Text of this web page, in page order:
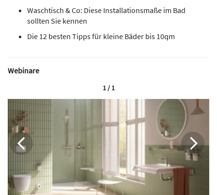
Waschtisch & Co: Diese Installationsmaße im Bad
sollten Sie kennen
Die 12 besten Tipps für kleine Bäder bis 10qm
Webinare
1 / 1